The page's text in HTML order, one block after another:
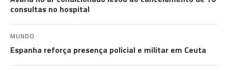
consultas no hospital
MUNDO
Espanha reforça presença policial e militar em Ceuta